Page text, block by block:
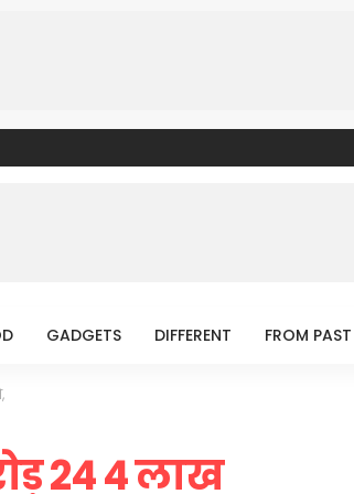
GADGETS DIFFERENT FROM PAST
24 4 लाख